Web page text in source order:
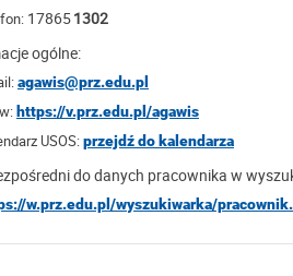
178651302
ogólne:
agawis@prz.edu.pl
https://v.prz.edu.pl/agawis
USOS:przejdź do kalendarza
do danych pracownika w
w.prz.edu.pl/wyszukiwarka/